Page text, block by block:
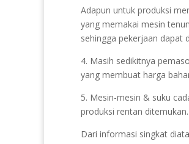
Adapun untuk produksi
yang memakai mesin
sehingga pekerjaan dapat
4. Masih sedikitnya
yang membuat harga
5. Mesin-mesin & suku
produksi rentan ditemukan.
Dari informasi singkat